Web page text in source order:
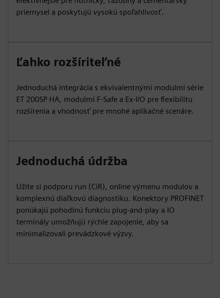
priemysel a poskytujú vysokú spoľahlivosť.
Ľahko rozšíriteľné
Jednoduchá integrácia s ekvivalentnými modulmi série
ET 200SP HA, modulmi F-Safe a Ex-I/O pre flexibilitu
rozšírenia a vhodnosť pre mnohé aplikačné scenáre.
Jednoduchá údržba
Užite si podporu run (CiR), online výmenu modulov a
komplexnú diaľkovú diagnostiku. Konektory PROFINET
ponúkajú pohodlnú funkciu plug-and-play a IO
terminály umožňujú rýchle zapojenie, aby sa
minimalizovali prevádzkové výzvy.